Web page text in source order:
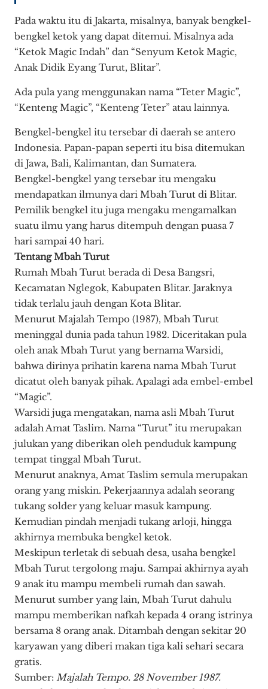
Pada waktu itu di Jakarta, misalnya, banyak bengkel-
bengkel ketok yang dapat ditemui. Misalnya ada
“Ketok Magic Indah” dan “Senyum Ketok Magic,
Anak Didik Eyang Turut, Blitar”.
Ada pula yang menggunakan nama “Teter Magic”,
“Kenteng Magic”, “Kenteng Teter” atau lainnya.
Bengkel-bengkel itu tersebar di daerah se antero
Indonesia. Papan-papan seperti itu bisa ditemukan
di Jawa, Bali, Kalimantan, dan Sumatera.
Bengkel-bengkel yang tersebar itu mengaku
mendapatkan ilmunya dari Mbah Turut di Blitar.
Pemilik bengkel itu juga mengaku mengamalkan
suatu ilmu yang harus ditempuh dengan puasa 7
hari sampai 40 hari.
Tentang Mbah Turut
Rumah Mbah Turut berada di Desa Bangsri,
Kecamatan Nglegok, Kabupaten Blitar. Jaraknya
tidak terlalu jauh dengan Kota Blitar.
Menurut Majalah Tempo (1987), Mbah Turut
meninggal dunia pada tahun 1982. Diceritakan pula
oleh anak Mbah Turut yang bernama Warsidi,
bahwa dirinya prihatin karena nama Mbah Turut
dicatut oleh banyak pihak. Apalagi ada embel-embel
“Magic”.
Warsidi juga mengatakan, nama asli Mbah Turut
adalah Amat Taslim. Nama “Turut” itu merupakan
julukan yang diberikan oleh penduduk kampung
tempat tinggal Mbah Turut.
Menurut anaknya, Amat Taslim semula merupakan
orang yang miskin. Pekerjaannya adalah seorang
tukang solder yang keluar masuk kampung.
Kemudian pindah menjadi tukang arloji, hingga
akhirnya membuka bengkel ketok.
Meskipun terletak di sebuah desa, usaha bengkel
Mbah Turut tergolong maju. Sampai akhirnya ayah
9 anak itu mampu membeli rumah dan sawah.
Menurut sumber yang lain, Mbah Turut dahulu
mampu memberikan nafkah kepada 4 orang istrinya
bersama 8 orang anak. Ditambah dengan sekitar 20
karyawan yang diberi makan tiga kali sehari secara
gratis.
Sumber: Majalah Tempo. 28 November 1987.